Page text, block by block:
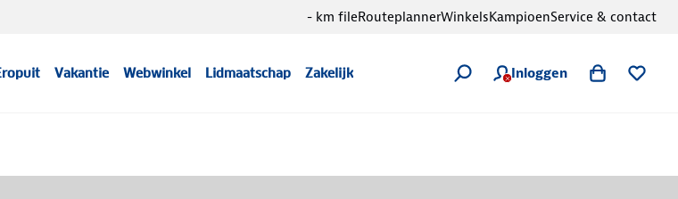
Vakantie Webwinkel Lidmaatschap Zakelijk Inloggen
- km fileRouteplannerWinkelsKampioenService & contact